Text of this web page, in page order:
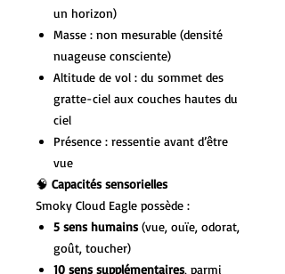
un horizon)
Masse : non mesurable (densité
nuageuse consciente)
Altitude de vol : du sommet des
gratte-ciel aux couches hautes du
ciel
Présence : ressentie avant d’être
vue
🧠 Capacités sensorielles
Smoky Cloud Eagle possède :
5 sens humains (vue, ouïe, odorat,
goût, toucher)
10 sens supplémentaires, parmi